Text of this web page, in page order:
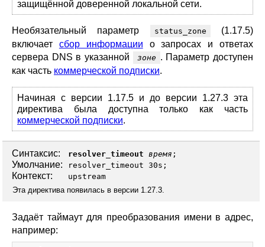
защищённой доверенной локальной сети.
Необязательный параметр status_zone
(1.17.5)
включает сбор информации о запросах и ответах
сервера DNS в указанной
зоне . Параметр доступен
как часть коммерческой подписки.
Начиная с версии 1.17.5 и до версии 1.27.3 эта
директива была доступна только как часть
коммерческой подписки.
Синтаксис: resolver_timeout время ;
Умолчание: resolver_timeout 30s;
Контекст:
upstream
Эта директива появилась в версии 1.27.3.
Задаёт таймаут для преобразования имени в адрес,
например: